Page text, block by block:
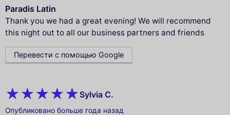
Paradis Latin
Thank you we had a great evening! We will recommend
this night out to all our business partners and friends
Перевести с помощью Google
Sylvia C.
Опубликовано больше года назад